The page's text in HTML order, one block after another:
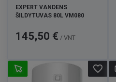
EXPERT VANDENS
ŠILDYTUVAS 80L VM080
Kaina
145,50 € / VNT
favorite_border